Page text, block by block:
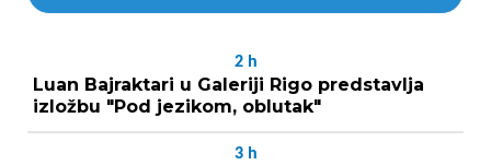
2 h
Luan Bajraktari u Galeriji Rigo predstavlja
izložbu "Pod jezikom, oblutak"
3 h